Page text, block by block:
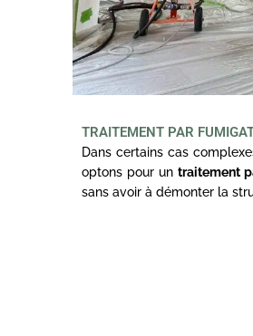
TRAITEMENT PAR
Dans certains cas
optons pour untraitement
sans avoir à démonter la